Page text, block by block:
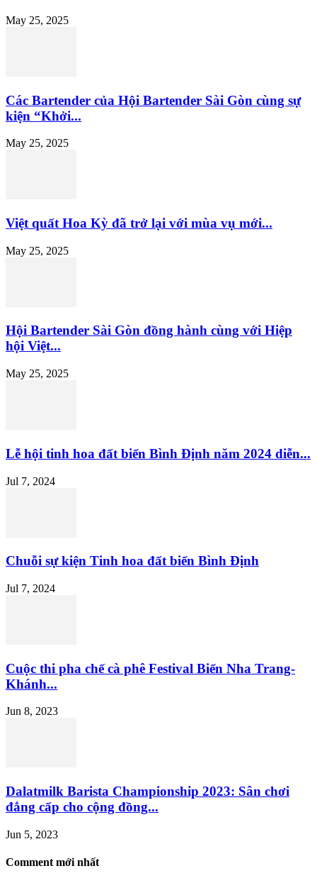
May 25, 2025
Các Bartender của Hội Bartender Sài Gòn cùng sự
kiện “Khởi...
May 25, 2025
Việt quất Hoa Kỳ đã trở lại với mùa vụ mới...
May 25, 2025
Hội Bartender Sài Gòn đồng hành cùng với Hiệp
hội Việt...
May 25, 2025
Lễ hội tinh hoa đất biển Bình Định năm 2024 diễn...
Jul 7, 2024
Chuỗi sự kiện Tinh hoa đất biển Bình Định
Jul 7, 2024
Cuộc thi pha chế cà phê Festival Biển Nha Trang-
Khánh...
Jun 8, 2023
Dalatmilk Barista Championship 2023: Sân chơi
đẳng cấp cho cộng đồng...
Jun 5, 2023
Comment mới nhất